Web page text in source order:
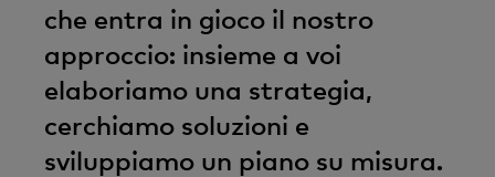
che entra in gioco il nostro
approccio: insieme a voi
elaboriamo una strategia,
cerchiamo soluzioni e
sviluppiamo un piano su misura.